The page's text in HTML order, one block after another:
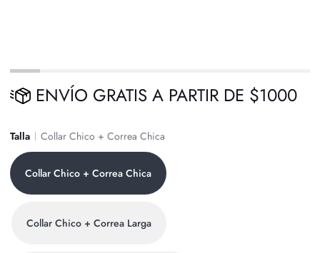
ENVÍO GRATIS A PARTIR DE $1000
Talla Collar Chico + Correa Chica
Collar Chico + Correa Chica
Collar Chico + Correa Larga